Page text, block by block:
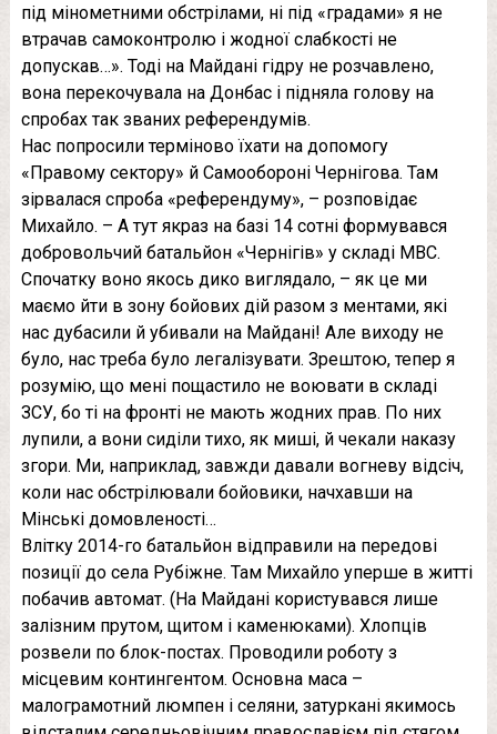
під мінометними обстрілами, ні під «градами» я не
втрачав самоконтролю і жодної слабкості не
допускав…». Тоді на Майдані гідру не розчавлено,
вона перекочувала на Донбас і підняла голову на
спробах так званих референдумів.
Нас попросили терміново їхати на допомогу
«Правому сектору» й Самообороні Чернігова. Там
зірвалася спроба «референдуму», – розповідає
Михайло. – А тут якраз на базі 14 сотні формувався
добровольчий батальйон «Чернігів» у складі МВС.
Спочатку воно якось дико виглядало, – як це ми
маємо йти в зону бойових дій разом з ментами, які
нас дубасили й убивали на Майдані! Але виходу не
було, нас треба було легалізувати. Зрештою, тепер я
розумію, що мені пощастило не воювати в складі
ЗСУ, бо ті на фронті не мають жодних прав. По них
лупили, а вони сиділи тихо, як миші, й чекали наказу
згори. Ми, наприклад, завжди давали вогневу відсіч,
коли нас обстрілювали бойовики, начхавши на
Мінські домовленості…
Влітку 2014-го батальйон відправили на передові
позиції до села Рубіжне. Там Михайло уперше в житті
побачив автомат. (На Майдані користувався лише
залізним прутом, щитом і каменюками). Хлопців
розвели по блок-постах. Проводили роботу з
місцевим контингентом. Основна маса –
малограмотний люмпен і селяни, затуркані якимось